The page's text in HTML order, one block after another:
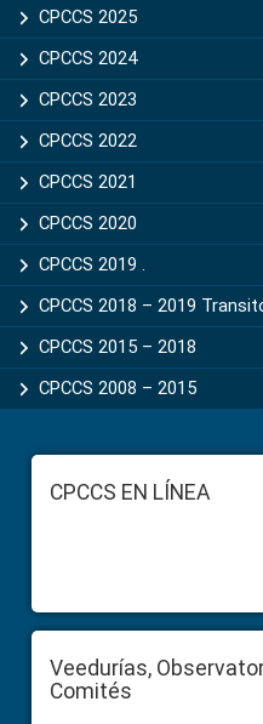
CPCCS 2025
CPCCS 2024
CPCCS 2023
CPCCS 2022
CPCCS 2021
CPCCS 2020
CPCCS 2019 .
CPCCS 2018 – 2019
CPCCS 2015 – 2018
CPCCS 2008 – 2015
FooterCPCCS EN LÍNEA
Veedurías,
Comités